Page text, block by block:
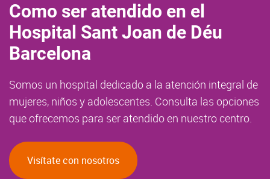
Como ser atendido en el
Hospital Sant Joan de Déu
Barcelona
Somos un hospital dedicado a la atención integral de
mujeres, niños y adolescentes. Consulta las opciones
que ofrecemos para ser atendido en nuestro centro.
Visítate con nosotros